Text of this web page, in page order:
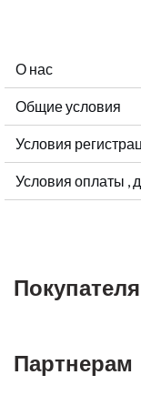
О нас
Общие условия
Условия
Условия оплаты ,
Партнерам